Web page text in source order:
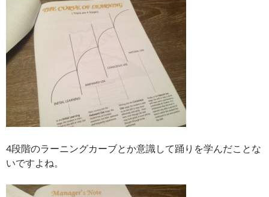
4段階のラーニングカーブとか意識して踊りを学んだことな
いですよね。